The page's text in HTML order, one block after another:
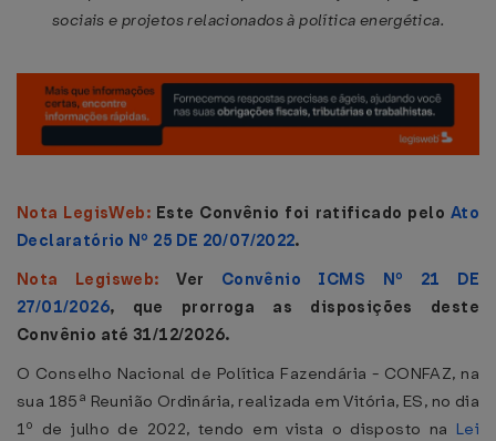
sociais e projetos relacionados à política energética.
Nota LegisWeb: Este Convênio foi ratificado pelo Ato
Declaratório Nº 25 DE 20/07/2022.
Nota Legisweb:Ver Convênio ICMS Nº 21 DE
27/01/2026, que prorroga as disposições deste
Convênio até 31/12/2026.
O Conselho Nacional de Política Fazendária - CONFAZ, na
sua 185ª Reunião Ordinária, realizada em Vitória, ES, no dia
1º de julho de 2022, tendo em vista o disposto na Lei